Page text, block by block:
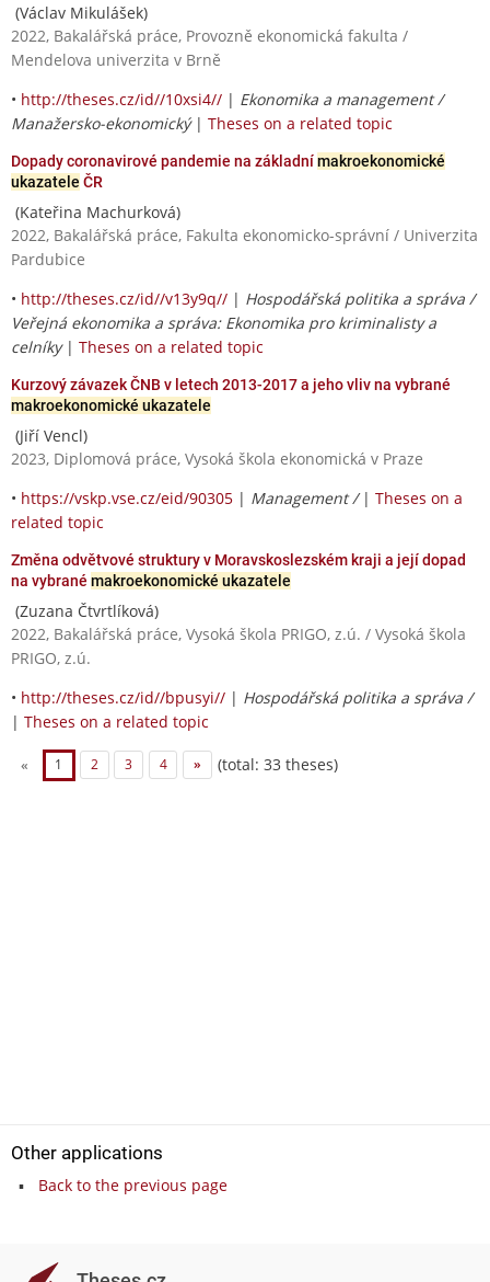
(Václav Mikulášek)
2022, Bakalářská práce, Provozně ekonomická fakulta /
Mendelova univerzita v Brně
• http://theses.cz/id//10xsi4// | Ekonomika a management /
Manažersko-ekonomický| Theses on a related topic
Dopady coronavirové pandemie na základnímakroekonomické
ukazatele ČR
(Kateřina Machurková)
2022, Bakalářská práce, Fakulta ekonomicko-správní / Univerzita
Pardubice
• http://theses.cz/id//v13y9q// | Hospodářská politika a správa /
Veřejná ekonomika a správa: Ekonomika pro kriminalisty a
celníky| Theses on a related topic
Kurzový závazek ČNB v letech 2013-2017 a jeho vliv na vybrané
makroekonomické ukazatele
(Jiří Vencl)
2023, Diplomová práce, Vysoká škola ekonomická v Praze
• https://vskp.vse.cz/eid/90305 | Management / | Theses on a
related topic
Změna odvětvové struktury v Moravskoslezském kraji a její dopad
na vybrané makroekonomické ukazatele
(Zuzana Čtvrtlíková)
2022, Bakalářská práce, Vysoká škola PRIGO, z.ú. / Vysoká škola
PRIGO, z.ú.
• http://theses.cz/id//bpusyi// | Hospodářská politika a správa /
| Theses on a related topic
« 1 2 3 4 » (total: 33 theses)
Other applications
Back to the previous page